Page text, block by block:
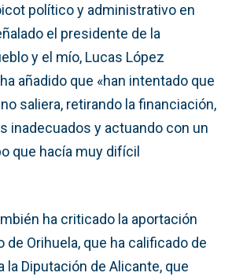
político y administrativo en
el presidente de la
y el mío, Lucas López
añadido que «han intentado que
saliera, retirando la financiación,
inadecuados y actuando con un
que hacía muy difícil
ha criticado la aportación
de Orihuela, que ha calificado de
la Diputación de Alicante, que